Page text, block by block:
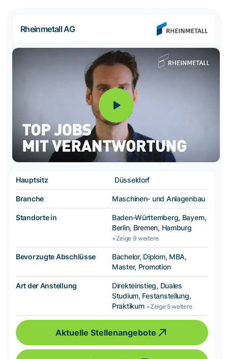
Rheinmetall AG
Hauptsitz Düsseldorf
Branche Maschinen- und Anlagenbau
Standorte in
Baden-Württemberg, Bayern,
Berlin, Bremen, Hamburg
+Zeige 9 weitere
Bevorzugte Abschlüsse
Bachelor, Diplom, MBA,
Master, Promotion
Art der Anstellung
Direkteinstieg, Duales
Studium, Festanstellung,
Praktikum +Zeige 5 weitere
Aktuelle Stellenangebote